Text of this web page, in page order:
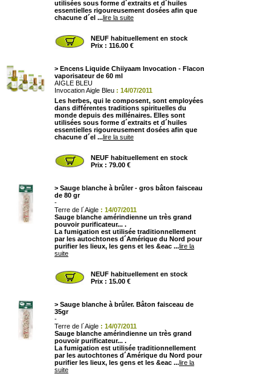
utilisées sous forme d´extraits et d´huiles
essentielles rigoureusement dosées afin que
chacune d´el ...lire la suite
NEUF habituellement en stock
Prix : 116.00 €
> Encens Liquide Chiiyaam Invocation - Flacon
vaporisateur de 60 ml
AIGLE BLEU
Invocation Aigle Bleu : 14/07/2011
Les herbes, qui le composent, sont employées
dans différentes traditions spirituelles du
monde depuis des millénaires. Elles sont
utilisées sous forme d´extraits et d´huiles
essentielles rigoureusement dosées afin que
chacune d´el ...lire la suite
NEUF habituellement en stock
Prix : 79.00 €
> Sauge blanche à brûler - gros bâton faisceau
de 80 gr
-
Terre de l´Aigle : 14/07/2011
Sauge blanche amérindienne un très grand
pouvoir purificateur... .
La fumigation est utilisée traditionnellement
par les autochtones d´Amérique du Nord pour
purifierles lieux, les gens et les &eac ...lire la
suite
NEUF habituellement en stock
Prix : 15.00 €
> Sauge blanche à brûler. Bâton faisceau de
35gr
-
Terre de l´Aigle : 14/07/2011
Sauge blanche amérindienne un très grand
pouvoir purificateur... .
La fumigation est utilisée traditionnellement
par les autochtones d´Amérique du Nord pour
purifierles lieux, les gens et les &eac ...lire la
suite